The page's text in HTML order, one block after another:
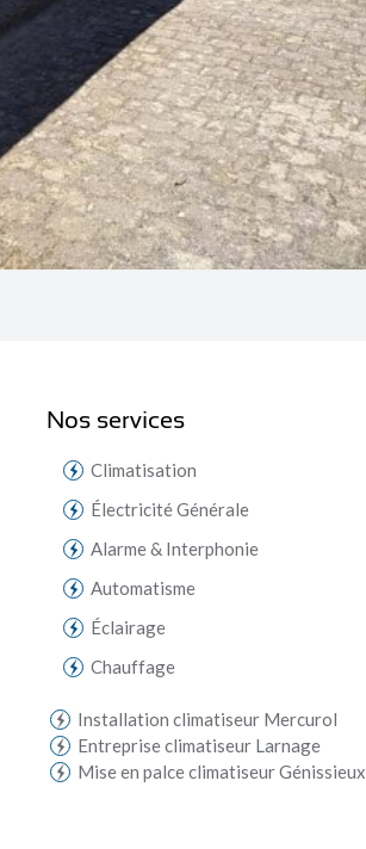
Nos services
Climatisation
Électricité Générale
Alarme & Interphonie
Automatisme
Éclairage
Chauffage
Installation climatiseur Mercurol
Entreprise climatiseur Larnage
Mise en palce climatiseur Génissieux